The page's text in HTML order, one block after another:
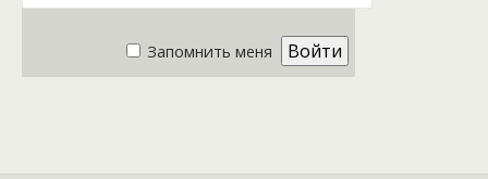
Запомнить меня